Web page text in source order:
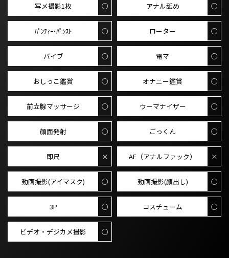
写メ撮影1枚 ○ アナル舐め ○
ﾊﾟﾝﾃｨｰ･ﾊﾟﾝｽﾄ ○ ローター ○
バイブ ○ 電マ ○
おしっこ鑑賞 ○ オナニー鑑賞 ○
前立腺マッサージ ○ ウーマナイザー ○
顔面発射 ○ ごっくん ○
即尺 × AF（アナルファック） ×
動画撮影(アイマスク) ○ 動画撮影(顔出し) ○
3P ○ コスチューム ○
ビデオ・デジカメ撮影 ○